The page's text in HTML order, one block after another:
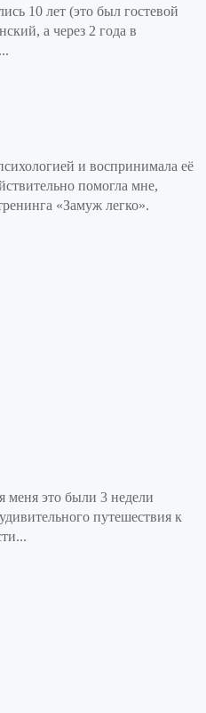
10 лет (это был гостевой
а через 2 года в
и воспринимала её
помогла мне,
«Замуж легко».
меня это были 3 недели
путешествия к